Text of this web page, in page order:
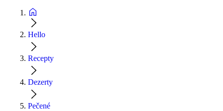
Hello
Recepty
Dezerty
Pečené